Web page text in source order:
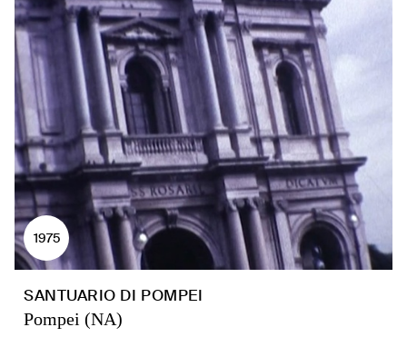
1975
SANTUARIO DI POMPEI
Pompei (NA)